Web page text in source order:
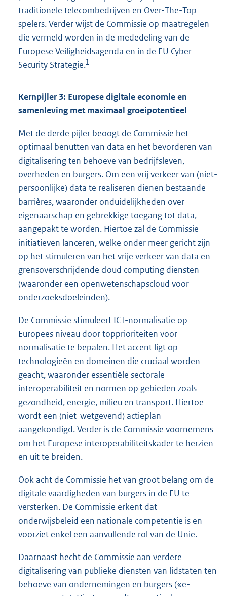
traditionele telecombedrijven en Over-The-Top
spelers. Verder wijst de Commissie op maatregelen
die vermeld worden in de mededeling van de
Europese Veiligheidsagenda en in de EU Cyber
Security Strategie.1
Kernpijler 3: Europese digitale economie en
samenleving met maximaal groeipotentieel
Met de derde pijler beoogt de Commissie het
optimaal benutten van data en het bevorderen van
digitalisering ten behoeve van bedrijfsleven,
overheden en burgers. Om een vrij verkeer van (niet-
persoonlijke) data te realiseren dienen bestaande
barrières, waaronder onduidelijkheden over
eigenaarschap en gebrekkige toegang tot data,
aangepakt te worden. Hiertoe zal de Commissie
initiatieven lanceren, welke onder meer gericht zijn
op het stimuleren van het vrije verkeer van data en
grensoverschrijdende cloud computing diensten
(waaronder een openwetenschapscloud voor
onderzoeksdoeleinden).
De Commissie stimuleert ICT-normalisatie op
Europees niveau door topprioriteiten voor
normalisatie te bepalen. Het accent ligt op
technologieën en domeinen die cruciaal worden
geacht, waaronder essentiële sectorale
interoperabiliteit en normen op gebieden zoals
gezondheid, energie, milieu en transport. Hiertoe
wordt een (niet-wetgevend) actieplan
aangekondigd. Verder is de Commissie voornemens
om het Europese interoperabiliteitskader te herzien
en uit te breiden.
Ook acht de Commissie het van groot belang om de
digitale vaardigheden van burgers in de EU te
versterken. De Commissie erkent dat
onderwijsbeleid een nationale competentie is en
voorziet enkel een aanvullende rol van de Unie.
Daarnaast hecht de Commissie aan verdere
digitalisering van publieke diensten van lidstaten ten
behoeve van ondernemingen en burgers («e-